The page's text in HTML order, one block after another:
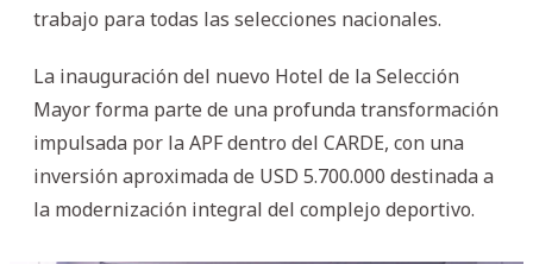
trabajo para todas las selecciones nacionales.
La inauguración del nuevo Hotel de la Selección
Mayor forma parte de una profunda transformación
impulsada por la APF dentro del CARDE, con una
inversión aproximada de USD 5.700.000 destinada a
la modernización integral del complejo deportivo.